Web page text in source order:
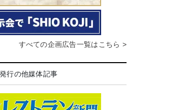
すべての企画広告一覧はこちら >
行の他媒体記事